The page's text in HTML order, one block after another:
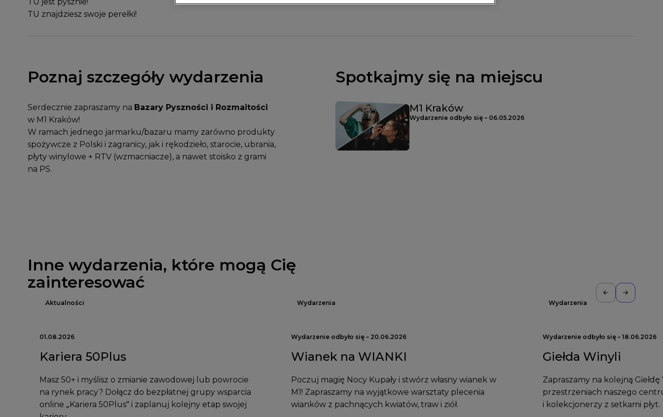
TU znajdziesz swoje perełki!
Poznaj szczegóły wydarzenia
Serdecznie zapraszamy na Bazary Pyszności i Rozmaitości
w M1 Kraków!
W ramach jednego jarmarku/bazaru mamy zarówno produkty
spożywcze z Polski i zagranicy, jak i rękodzieło, starocie, ubrania,
płyty winylowe + RTV (wzmacniacze), a nawet stoisko z grami
na PS.
Spotkajmy się na miejscu
M1 Kraków
Wydarzenie odbyło się – 06.05.2026
Inne wydarzenia, które mogą Cię
zainteresować
Aktualności
01.08.2026
Kariera 50Plus
Masz 50+ i myślisz o zmianie zawodowej lub powrocie
na rynek pracy? Dołącz do bezpłatnej grupy wsparcia
online „Kariera 50Plus” i zaplanuj kolejny etap swojej
Wydarzenia
Wydarzenie odbyło się – 20.06.2026
Wianek na WIANKI
Poczuj magię Nocy Kupały i stwórz własny wianek w
M1! Zapraszamy na wyjątkowe warsztaty plecenia
wianków z pachnących kwiatów, traw i ziół.
Wydarzenia
Wydarzenie odbyło się – 18.06.2026
Giełda Winyli
Zapraszamy na kolejną
przestrzeniach naszego
i kolekcjonerzy z setkami płyt.